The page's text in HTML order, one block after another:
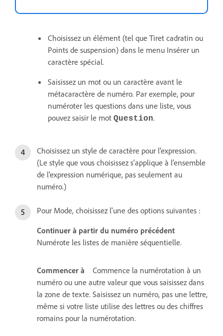
Choisissez un élément (tel que Tiret cadratin ou
Points de suspension) dans le menu Insérer un
caractère spécial.
Saisissez un mot ou un caractère avant le
métacaractère de numéro. Par exemple, pour
numéroter les questions dans une liste, vous
pouvez saisir le mot Question.
Choisissez un style de caractère pour l'expression.
(Le style que vous choisissez s'applique à l'ensemble
de l'expression numérique, pas seulement au
numéro.)
Pour Mode, choisissez l'une des options suivantes :
Continuer à partir du numéro précédent
Numérote les listes de manière séquentielle.
Commencer à
Commence la numérotation à un
numéro ou une autre valeur que vous saisissez dans
la zone de texte. Saisissez un numéro, pas une lettre,
même si votre liste utilise des lettres ou des chiffres
romains pour la numérotation.